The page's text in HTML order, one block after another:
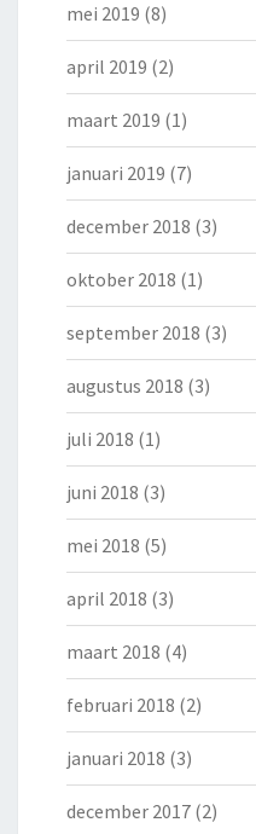
mei 2019 (8)
april 2019 (2)
maart 2019 (1)
januari 2019 (7)
december 2018 (3)
oktober 2018 (1)
september 2018 (3)
augustus 2018 (3)
juli 2018 (1)
juni 2018 (3)
mei 2018 (5)
april 2018 (3)
maart 2018 (4)
februari 2018 (2)
januari 2018 (3)
december 2017 (2)